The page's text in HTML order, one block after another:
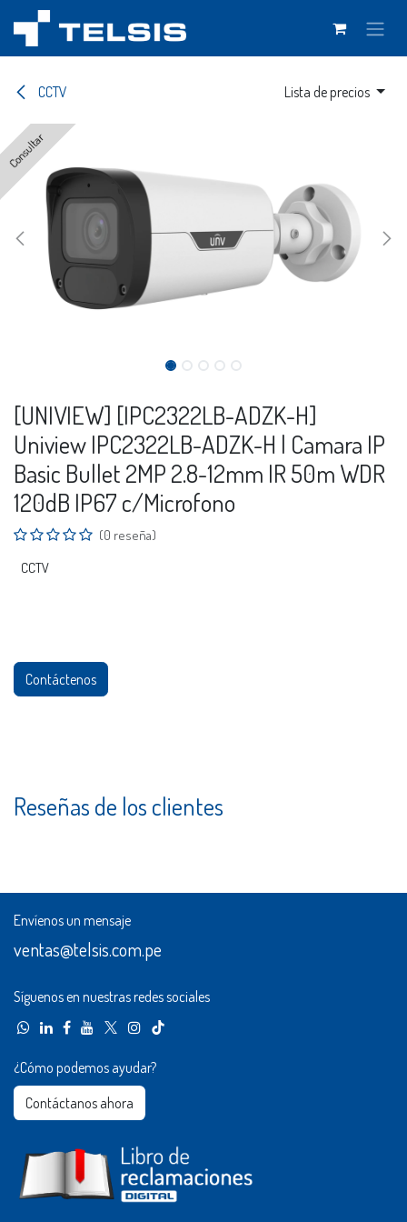
Ir al contenido
CCTV Lista de precios
Consultar
Consultar
[UNIVIEW] [IPC2322LB-ADZK-H]
Uniview IPC2322LB-ADZK-H | Camara IP
Basic Bullet 2MP 2.8-12mm IR 50m WDR
120dB IP67 c/Microfono
(0 reseña)
CCTV
Contáctenos
Reseñas de los clientes
Envíenos un mensaje
ventas@telsis.com.pe
Síguenos en nuestras redes sociales
¿Cómo podemos ayudar?
Contáctanos ahora​​